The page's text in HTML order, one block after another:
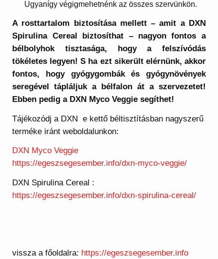
Ugyanígy végigmehetnénk az összes szervünkön.
A rosttartalom biztosítása mellett – amit a DXN
Spirulina Cereal biztosíthat – nagyon fontos a
bélbolyhok tisztasága, hogy a felszívódás
tökéletes legyen! S ha ezt sikerült elérnünk, akkor
fontos, hogy gyógygombák és gyógynövények
seregével tápláljuk a bélfalon át a szervezetet!
Ebben pedig a DXN Myco Veggie segíthet!
Tájékozódj a DXN e kettő béltisztításban nagyszerű
terméke iránt weboldalunkon:
DXN Myco Veggie
https://egeszsegesember.info/dxn-myco-veggie/
DXN Spirulina Cereal :
https://egeszsegesember.info/dxn-spirulina-cereal/
vissza a főoldalra: https://egeszsegesember.info